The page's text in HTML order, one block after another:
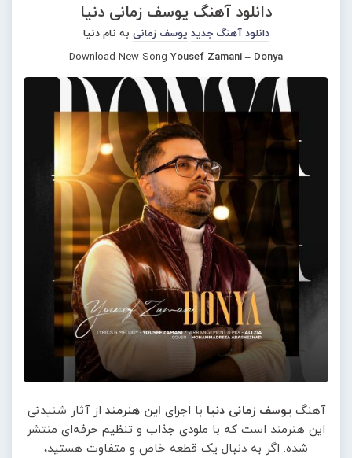
دانلود آهنگ یوسف زمانی دنیا
دانلود آهنگ جدید یوسف زمانی به نام دنیا
Download New Song Yousef Zamani – Donya
آهنگیوسف زمانی دنیا با اجرای این هنرمند از آثار شنیدنی
این هنرمند است که با ملودی جذاب و تنظیم حرفه‌ای منتشر
شده. اگر به دنبال یک قطعه خاص و متفاوت هستید،